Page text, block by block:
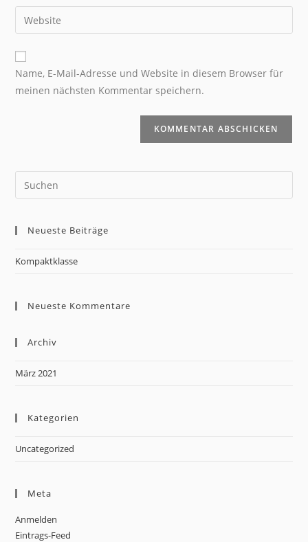
Name, E-Mail-Adresse und Website in diesem Browser für
meinen nächsten Kommentar speichern.
Neueste Beiträge
Kompaktklasse
Neueste Kommentare
Archiv
März 2021
Kategorien
Uncategorized
Meta
Anmelden
Eintrags-Feed